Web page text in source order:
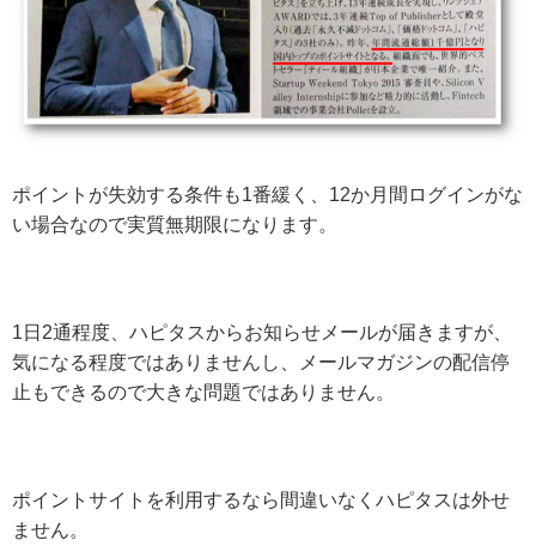
ポイントが失効する条件も1番緩く、12か月間ログインがな
い場合なので実質無期限になります。
1日2通程度、ハピタスからお知らせメールが届きますが、
気になる程度ではありませんし、メールマガジンの配信停
止もできるので大きな問題ではありません。
ポイントサイトを利用するなら間違いなくハピタスは外せ
ません。